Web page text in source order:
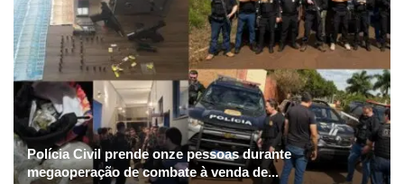
Polícia Civil prende onze pessoas durante
megaoperação de combate à venda de...